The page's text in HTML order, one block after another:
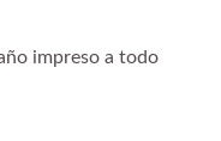
impreso a todo